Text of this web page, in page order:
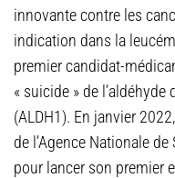
innovante contre les
indication dans la
premier candidat-
« suicide » de
(ALDH1). En janvier
de l’Agence Nationale
pour lancer son premier